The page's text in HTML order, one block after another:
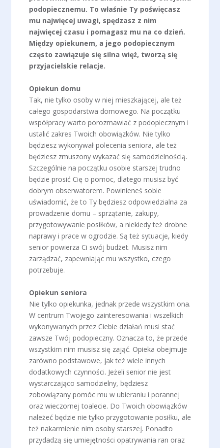
podopiecznemu. To właśnie Ty poświęcasz
mu najwięcej uwagi, spędzasz z nim
najwięcej czasu i pomagasz mu na co dzień.
Między opiekunem, a jego podopiecznym
często zawiązuje się silna więź, tworzą się
przyjacielskie relacje.
Opiekun domu
Tak, nie tylko osoby w niej mieszkającej, ale też
całego gospodarstwa domowego. Na początku
współpracy warto porozmawiać z podopiecznym i
ustalić zakres Twoich obowiązków. Nie tylko
będziesz wykonywał polecenia seniora, ale też
będziesz zmuszony wykazać się samodzielnością.
Szczególnie na początku osobie starszej trudno
będzie prosić Cię o pomoc, dlatego musisz być
dobrym obserwatorem. Powinieneś sobie
uświadomić, że to Ty będziesz odpowiedzialna za
prowadzenie domu – sprzątanie, zakupy,
przygotowywanie posiłków, a niekiedy też drobne
naprawy i prace w ogrodzie. Są też sytuacje, kiedy
senior powierza Ci swój budżet. Musisz nim
zarządzać, zapewniając mu wszystko, czego
potrzebuje.
Opiekun seniora
Nie tylko opiekunka, jednak przede wszystkim ona.
W centrum Twojego zainteresowania i wszelkich
wykonywanych przez Ciebie działań musi stać
zawsze Twój podopieczny. Oznacza to, że przede
wszystkim nim musisz się zająć. Opieka obejmuje
zarówno podstawowe, jak też wiele innych
dodatkowych czynności. Jeżeli senior nie jest
wystarczająco samodzielny, będziesz
zobowiązany pomóc mu w ubieraniu i porannej
oraz wieczornej toalecie. Do Twoich obowiązków
należeć będzie nie tylko przygotowanie posiłku, ale
też nakarmienie nim osoby starszej. Ponadto
przydadzą się umiejętności opatrywania ran oraz